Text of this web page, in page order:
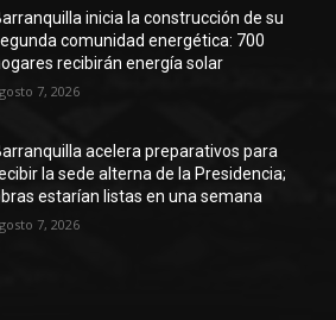
inicia la construcción de su
comunidad energética: 700
recibirán energía solar
7, 2026
acelera preparativos para
la sede alterna de la Presidencia;
estarían listas en una semana
7, 2026